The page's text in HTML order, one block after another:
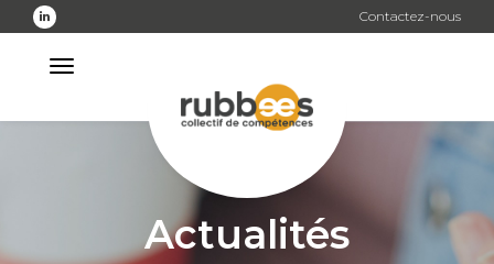
Skip
to
Contactez-nous
Actualités